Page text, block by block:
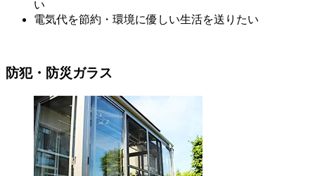
い
電気代を節約・環境に優しい生活を送りたい
防犯・防災ガラス